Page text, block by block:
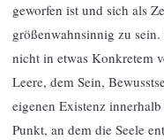
geworfen ist und sich als
größenwahnsinnig zu
nicht in etwas Konkretem
Leere, dem Sein,
eigenen Existenz
Punkt, an dem die Seele